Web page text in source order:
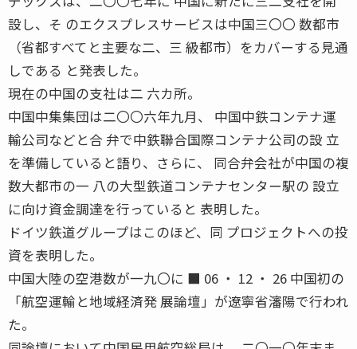
設し、そ のエクスプレスサービスは中国三〇〇 数都市
（省都すべてと主要な二、三 級都市）をカバーする見通
しである と発表した。
現在の中国の支社は二 六カ所。
中国中集集団は二〇〇六年九月、 中国中鉄コンテナ運
輸公司などと合 弁で中鉄聯合国際コンテナ公司の設 立
を準備していると語り、さらに、 同合弁会社が中国の複
数大都市の一 八の大型鉄道コンテナセンター駅の 設立
に向け資金調達を行っていると 表明した。
ドイツ鉄道グループはこのほど、同 プロジェクトへの投
資を表明した。
中国大陸の空港数が一九〇に ■ 06 ・ 12 ・ 26 中国初の
「航空運輸と地域経済発 展論壇」が遼寧省瀋陽で行われ
た。